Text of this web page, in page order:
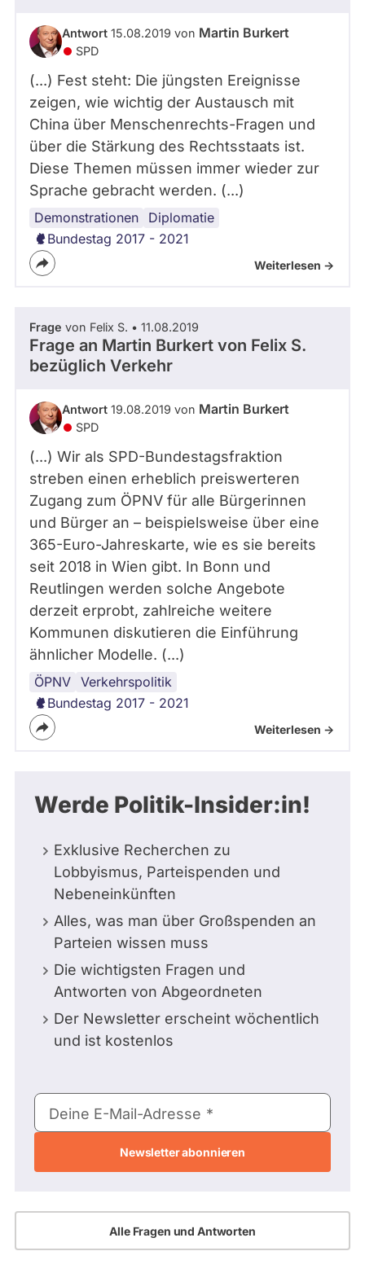
Antwort 15.08.2019 von Martin Burkert
SPD
(...) Fest steht: Die jüngsten Ereignisse
zeigen, wie wichtig der Austausch mit
China über Menschenrechts-Fragen und
über die Stärkung des Rechtsstaats ist.
Diese Themen müssen immer wieder zur
Sprache gebracht werden. (...)
Demonstrationen Diplomatie
Internationales
Bundestag 2017 - 2021
Weiterlesen ->
Frage von Felix S. • 11.08.2019
Frage an Martin Burkert von Felix S.
bezüglich Verkehr
Antwort 19.08.2019 von Martin Burkert
SPD
(...) Wir als SPD-Bundestagsfraktion
streben einen erheblich preiswerteren
Zugang zum ÖPNV für alle Bürgerinnen
und Bürger an – beispielsweise über eine
365-Euro-Jahreskarte, wie es sie bereits
seit 2018 in Wien gibt. In Bonn und
Reutlingen werden solche Angebote
derzeit erprobt, zahlreiche weitere
Kommunen diskutieren die Einführung
ähnlicher Modelle. (...)
ÖPNV Verkehrspolitik
Bundestag 2017 - 2021
Weiterlesen ->
Werde Politik-Insider:in!
Exklusive Recherchen zu
Lobbyismus, Parteispenden und
Nebeneinkünften
Alles, was man über Großspenden an
Parteien wissen muss
Die wichtigsten Fragen und
Antworten von Abgeordneten
Der Newsletter erscheint wöchentlich
und ist kostenlos
E-
Mail-
Deine E-Mail-Adresse
Alle Fragen und Antworten